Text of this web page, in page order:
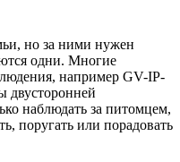
но за ними нужен
одни. Многие
например GV-IP-
двусторонней
наблюдать за питомцем,
поругать или порадовать